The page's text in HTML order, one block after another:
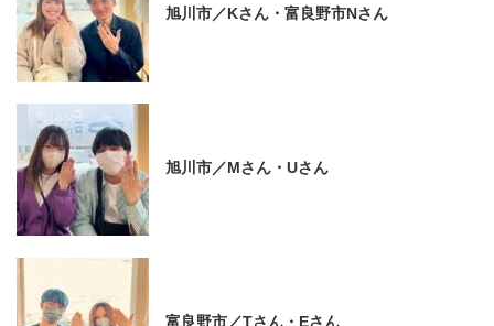
旭川市／Kさん・富良野市Nさん
旭川市／Mさん・Uさん
富良野市／Tさん・Eさん